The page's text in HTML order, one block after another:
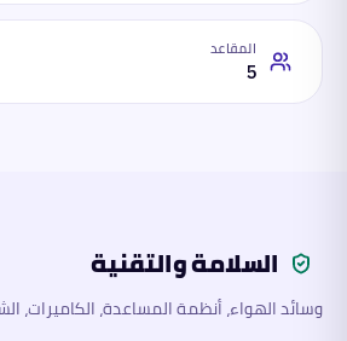
المقاعد
5
السلامة والتقنية
وسائد الهواء، أنظمة المساعدة، الكاميرات،